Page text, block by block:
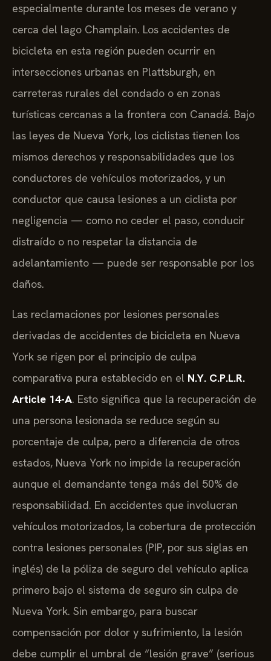
especialmente durante los meses de verano y
cerca del lago Champlain. Los accidentes de
bicicleta en esta región pueden ocurrir en
intersecciones urbanas en Plattsburgh, en
carreteras rurales del condado o en zonas
turísticas cercanas a la frontera con Canadá. Bajo
las leyes de Nueva York, los ciclistas tienen los
mismos derechos y responsabilidades que los
conductores de vehículos motorizados, y un
conductor que causa lesiones a un ciclista por
negligencia — como no ceder el paso, conducir
distraído o no respetar la distancia de
adelantamiento — puede ser responsable por los
daños.
Las reclamaciones por lesiones personales
derivadas de accidentes de bicicleta en Nueva
York se rigen por el principio de culpa
comparativa pura establecido en el N.Y. C.P.L.R.
Article 14-A. Esto significa que la recuperación de
una persona lesionada se reduce según su
porcentaje de culpa, pero a diferencia de otros
estados, Nueva York no impide la recuperación
aunque el demandante tenga más del 50% de
responsabilidad. En accidentes que involucran
vehículos motorizados, la cobertura de protección
contra lesiones personales (PIP, por sus siglas en
inglés) de la póliza de seguro del vehículo aplica
primero bajo el sistema de seguro sin culpa de
Nueva York. Sin embargo, para buscar
compensación por dolor y sufrimiento, la lesión
debe cumplir el umbral de “lesión grave” (serious